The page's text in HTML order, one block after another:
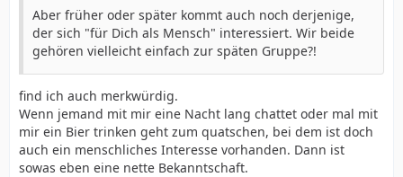
Aber früher oder später kommt auch noch derjenige,
der sich "für Dich als Mensch" interessiert. Wir beide
gehören vielleicht einfach zur späten Gruppe?!
find ich auch merkwürdig.
Wenn jemand mit mir eine Nacht lang chattet oder mal mit
mir ein Bier trinken geht zum quatschen, bei dem ist doch
auch ein menschliches Interesse vorhanden. Dann ist
sowas eben eine nette Bekanntschaft.